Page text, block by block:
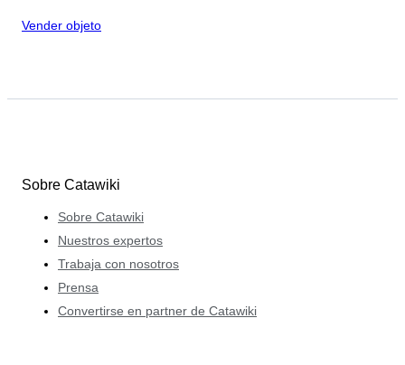
Vender objeto
Sobre Catawiki
Sobre Catawiki
Nuestros expertos
Trabaja con nosotros
Prensa
Convertirse en partner de Catawiki